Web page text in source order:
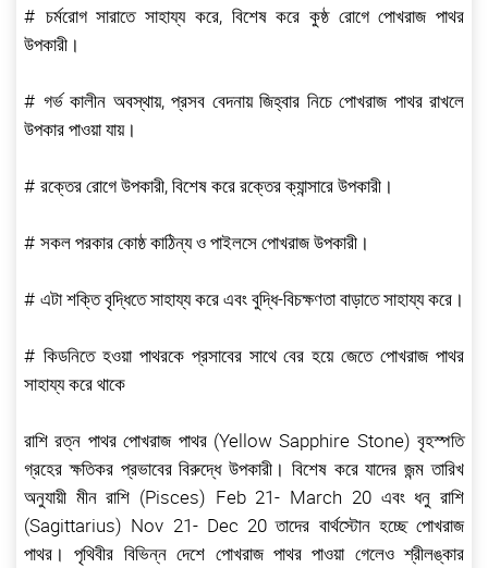
# চর্মরোগ সারাতে সাহায্য করে, বিশেষ করে কুষ্ঠ রোগে পোখরাজ পাথর
উপকারী।
# গর্ভ কালীন অবস্থায়, প্রসব বেদনায় জিহ্বার নিচে পোখরাজ পাথর রাখলে
উপকার পাওয়া যায়।
# রক্তের রোগে উপকারী, বিশেষ করে রক্তের ক্যান্সারে উপকারী।
# সকল পরকার কোষ্ঠ কাঠিন্য ও পাইলসে পোখরাজ উপকারী।
# এটা শক্তি বৃদ্ধিতে সাহায্য করে এবং বুদ্ধি-বিচক্ষণতা বাড়াতে সাহায্য করে।
# কিডনিতে হওয়া পাথরকে প্রসাবের সাথে বের হয়ে জেতে পোখরাজ পাথর
সাহায্য করে থাকে
রাশি রত্ন পাথর পোখরাজ পাথর (Yellow Sapphire Stone) বৃহস্পতি
গ্রহের ক্ষতিকর প্রভাবের বিরুদ্ধে উপকারী। বিশেষ করে যাদের জন্ম তারিখ
অনুযায়ী মীন রাশি (Pisces) Feb 21- March 20 এবং ধনু রাশি
(Sagittarius) Nov 21- Dec 20 তাদের বার্থস্টোন হচ্ছে পোখরাজ
পাথর। পৃথিবীর বিভিন্ন দেশে পোখরাজ পাথর পাওয়া গেলেও শ্রীলঙ্কার